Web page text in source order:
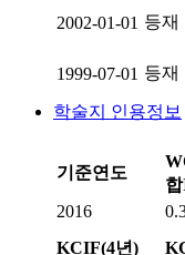
2002-01-01 등재
1999-07-01 등재
학술지 인용정보
기준연도
2016
KCIF(4년)